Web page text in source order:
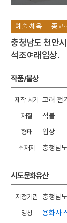
예술·체육 종교
충청남도 천안
석조여래입상.
작품/불상
제작 시기 고려 전
재질 석불
형태 입상
소재지 충청남
시도문화유산
지정기관 충청남도
명칭 용화사